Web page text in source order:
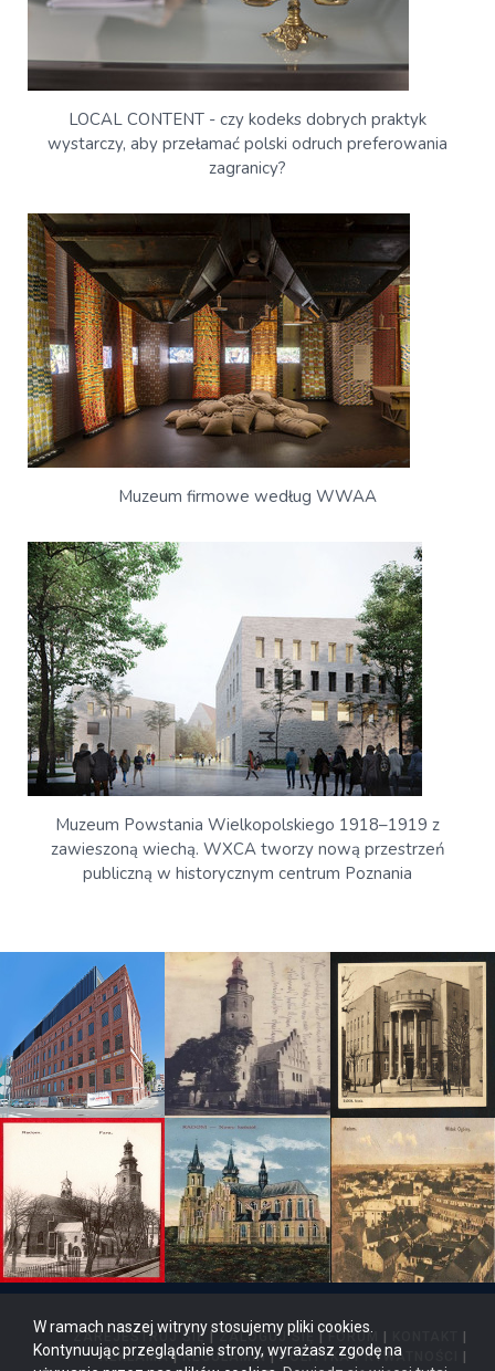
LOCAL CONTENT - czy kodeks dobrych praktyk
wystarczy, aby przełamać polski odruch preferowania
zagranicy?
Muzeum firmowe według WWAA
Muzeum Powstania Wielkopolskiego 1918–1919 z
zawieszoną wiechą. WXCA tworzy nową przestrzeń
publiczną w historycznym centrum Poznania
ZAREJESTRUJ SIĘ | ZALOGUJ SIĘ |FORUM
REKLAMA|REGULAMIN |POLITYKA PRYWATNOŚCI
W ramach naszej witryny stosujemy pliki cookies.
Kontynuując przeglądanie strony, wyrażasz zgodę na